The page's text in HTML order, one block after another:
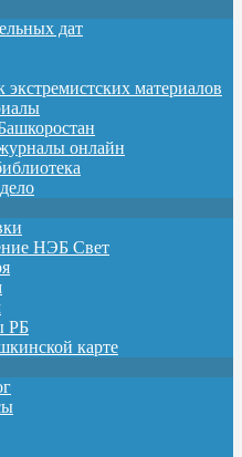
дат
материалов
онлайн
НЭБ Свет
РБ
карте